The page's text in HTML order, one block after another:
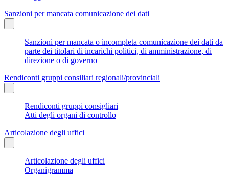
Sanzioni per mancata comunicazione dei dati
Sanzioni per mancata o incompleta comunicazione dei dati da
parte dei titolari di incarichi politici, di amministrazione, di
direzione o di governo
Rendiconti gruppi consiliari regionali/provinciali
Rendiconti gruppi consigliari
Atti degli organi di controllo
Articolazione degli uffici
Articolazione degli uffici
Organigramma